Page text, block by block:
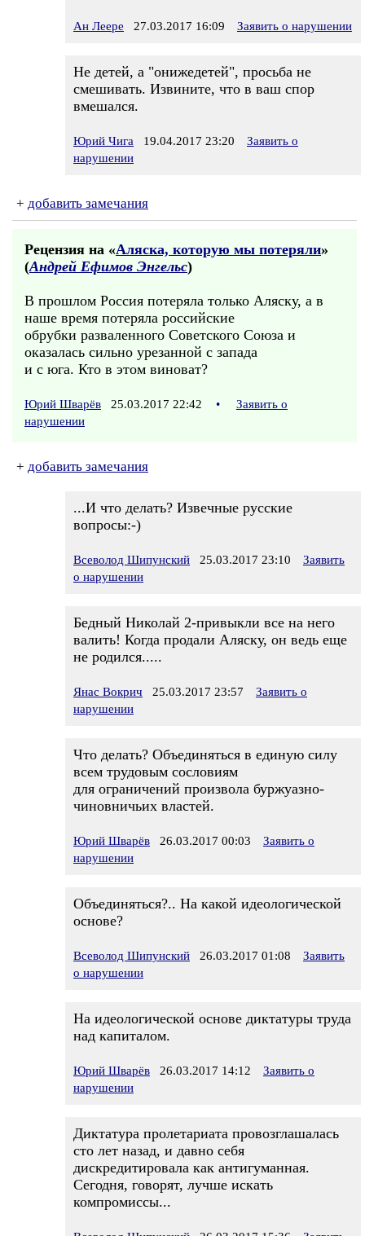
Ан Леере 27.03.2017 16:09 Заявить о нарушении
Не детей, а "онижедетей", просьба не
смешивать. Извините, что в ваш спор
вмешался.
Юрий Чига 19.04.2017 23:20
Заявить о
нарушении
+ добавить замечания
Рецензия на «Аляска, которую мы потеряли»
(Андрей Ефимов Энгельс)
В прошлом Россия потеряла только Аляску, а в
наше время потеряла российские
обрубки разваленного Советского Союза и
оказалась сильно урезанной с запада
и с юга. Кто в этом виноват?
Юрий Шварёв 25.03.2017 22:42 •
Заявить о
нарушении
+ добавить замечания
...И что делать? Извечные русские
вопросы:-)
Всеволод Шипунский 25.03.2017 23:10
Заявить
о нарушении
Бедный Николай 2-привыкли все на него
валить! Когда продали Аляску, он ведь еще
не родился.....
Янас Вокрич 25.03.2017 23:57
Заявить о
нарушении
Что делать? Объединяться в единую силу
всем трудовым сословиям
для ограничений произвола буржуазно-
чиновничьих властей.
Юрий Шварёв 26.03.2017 00:03
Заявить о
нарушении
Объединяться?.. На какой идеологической
основе?
Всеволод Шипунский 26.03.2017 01:08
Заявить
о нарушении
На идеологической основе диктатуры труда
над капиталом.
Юрий Шварёв 26.03.2017 14:12
Заявить о
нарушении
Диктатура пролетариата провозглашалась
сто лет назад, и давно себя
дискредитировала как антигуманная.
Сегодня, говорят, лучше искать
компромиссы...